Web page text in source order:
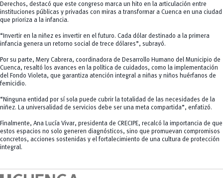
Derechos, destacó que este congreso marca un hito en la articulación entre
instituciones públicas y privadas con miras a transformar a Cuenca en una ciudad
que prioriza a la infancia.
“Invertir en la niñez es invertir en el futuro. Cada dólar destinado a la primera
infancia genera un retorno social de trece dólares”, subrayó.
Por su parte, Mery Cabrera, coordinadora de Desarrollo Humano del Municipio de
Cuenca, resaltó los avances en la política de cuidados, como la implementación
del Fondo Violeta, que garantiza atención integral a niñas y niños huérfanos de
femicidio.
“Ninguna entidad por sí sola puede cubrir la totalidad de las necesidades de la
niñez. La universalidad de servicios debe ser una meta compartida”, enfatizó.
Finalmente, Ana Lucía Vivar, presidenta de CRECIPE, recalcó la importancia de que
estos espacios no solo generen diagnósticos, sino que promuevan compromisos
concretos, acciones sostenidas y el fortalecimiento de una cultura de protección
integral.